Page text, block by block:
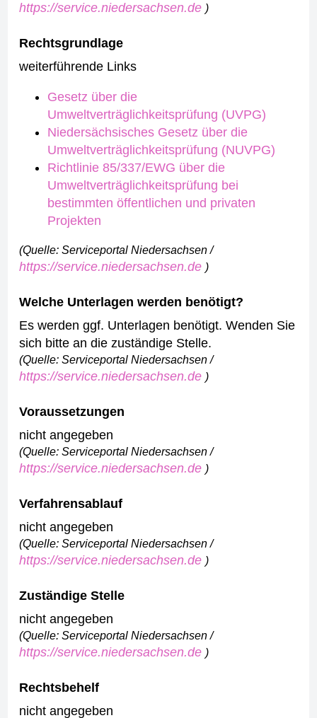
https://service.niedersachsen.de )
Rechtsgrundlage
weiterführende Links
Gesetz über die
Umweltverträglichkeitsprüfung (UVPG)
Niedersächsisches Gesetz über die
Umweltverträglichkeitsprüfung (NUVPG)
Richtlinie 85/337/EWG über die
Umweltverträglichkeitsprüfung bei
bestimmten öffentlichen und privaten
Projekten
(Quelle: Serviceportal Niedersachsen /
https://service.niedersachsen.de )
Welche Unterlagen werden benötigt?
Es werden ggf. Unterlagen benötigt. Wenden Sie
sich bitte an die zuständige Stelle.
(Quelle: Serviceportal Niedersachsen /
https://service.niedersachsen.de )
Voraussetzungen
nicht angegeben
(Quelle: Serviceportal Niedersachsen /
https://service.niedersachsen.de )
Verfahrensablauf
nicht angegeben
(Quelle: Serviceportal Niedersachsen /
https://service.niedersachsen.de )
Zuständige Stelle
nicht angegeben
(Quelle: Serviceportal Niedersachsen /
https://service.niedersachsen.de )
Rechtsbehelf
nicht angegeben